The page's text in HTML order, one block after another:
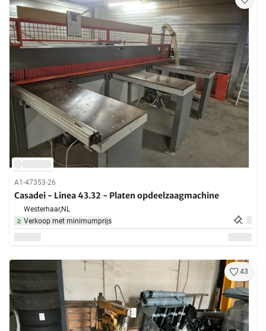
A1-47353-26
Casadei - Linea 43.32 - Platen opdeelzaagmachine
Westerhaar,NL
Verkoop met minimumprijs
43